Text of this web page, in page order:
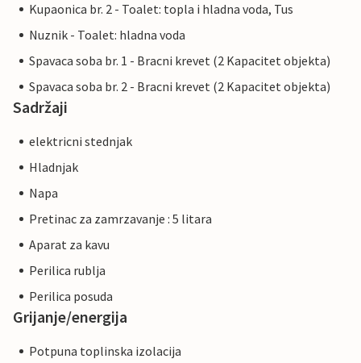
Kupaonica br. 2 - Toalet: topla i hladna voda, Tus
Nuznik - Toalet: hladna voda
Spavaca soba br. 1 - Bracni krevet (2 Kapacitet objekta)
Spavaca soba br. 2 - Bracni krevet (2 Kapacitet objekta)
Sadržaji
elektricni stednjak
Hladnjak
Napa
Pretinac za zamrzavanje : 5 litara
Aparat za kavu
Perilica rublja
Perilica posuda
Grijanje/energija
Potpuna toplinska izolacija